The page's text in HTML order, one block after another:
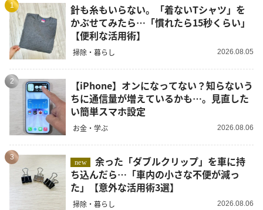
1
針も糸もいらない。「着ないTシャツ」を
かぶせてみたら…「慣れたら15秒くらい」
【便利な活用術】
掃除・暮らし 2026.08.05
2
【iPhone】オンになってない？知らないう
ちに通信量が増えているかも…。見直した
い簡単スマホ設定
お金・学ぶ 2026.08.06
3
new
余った「ダブルクリップ」を車に持
ち込んだら…「車内の小さな不便が減っ
た」【意外な活用術3選】
掃除・暮らし 2026.08.06